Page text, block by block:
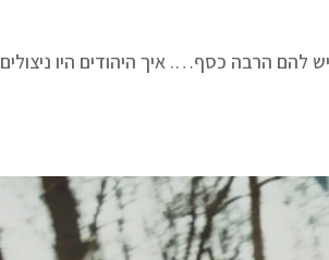
להם הרבה כסף…. איך היהודים היו ניצולים